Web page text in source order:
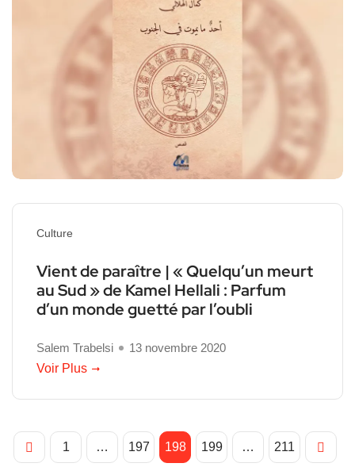
Culture
Vient de paraître | « Quelqu’un meurt
au Sud » de Kamel Hellali : Parfum
d’un monde guetté par l’oubli
Salem Trabelsi
13 novembre 2020
Voir Plus
1 … 197 198 199 … 211